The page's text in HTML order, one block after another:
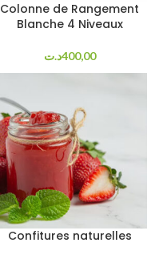
Colonne de Rangement
Blanche 4 Niveaux
400,00د.ت
Confitures naturelles